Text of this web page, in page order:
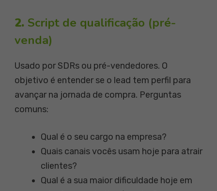
2. Script de qualificação (pré-
venda)
Usado por SDRs ou pré-vendedores. O
objetivo é entender se o lead tem perfil para
avançar na jornada de compra. Perguntas
comuns:
Qual é o seu cargo na empresa?
Quais canais vocês usam hoje para atrair
clientes?
Qual é a sua maior dificuldade hoje em